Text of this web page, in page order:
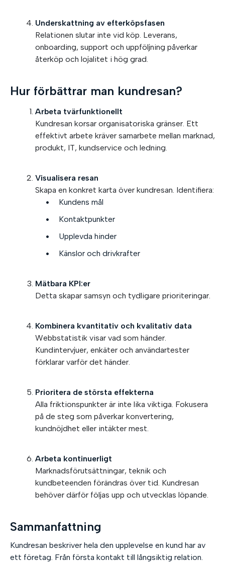
Underskattning av efterköpsfasen
Relationen slutar inte vid köp. Leverans,
onboarding, support och uppföljning påverkar
återköp och lojalitet i hög grad.
Hur förbättrar man kundresan?
Arbeta tvärfunktionellt
Kundresan korsar organisatoriska gränser. Ett
effektivt arbete kräver samarbete mellan marknad,
produkt, IT, kundservice och ledning.
Visualisera resan
Skapa en konkret karta över kundresan. Identifiera:
Kundens mål
Kontaktpunkter
Upplevda hinder
Känslor och drivkrafter
Mätbara KPI:er
Detta skapar samsyn och tydligare prioriteringar.
Kombinera kvantitativ och kvalitativ data
Webbstatistik visar vad som händer.
Kundintervjuer, enkäter och användartester
förklarar varför det händer.
Prioritera de största effekterna
Alla friktionspunkter är inte lika viktiga. Fokusera
på de steg som påverkar konvertering,
kundnöjdhet eller intäkter mest.
Arbeta kontinuerligt
Marknadsförutsättningar, teknik och
kundbeteenden förändras över tid. Kundresan
behöver därför följas upp och utvecklas löpande.
Sammanfattning
Kundresan beskriver hela den upplevelse en kund har av
ett företag. Från första kontakt till långsiktig relation.